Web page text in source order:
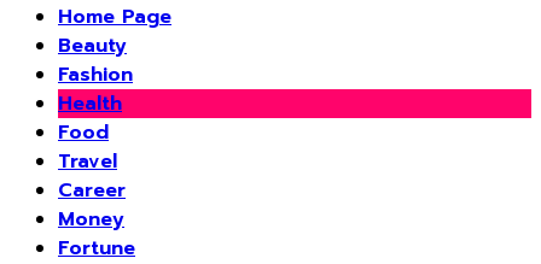
Home Page
Beauty
Fashion
Health
Food
Travel
Career
Money
Fortune